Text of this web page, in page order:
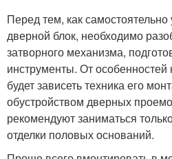
Перед тем, как самостоятельно
дверной блок, необходимо
затворного механизма,
инструменты. От особенностей
будет зависеть техника его
обустройством дверных
рекомендуют заниматься
отделки половых оснований.